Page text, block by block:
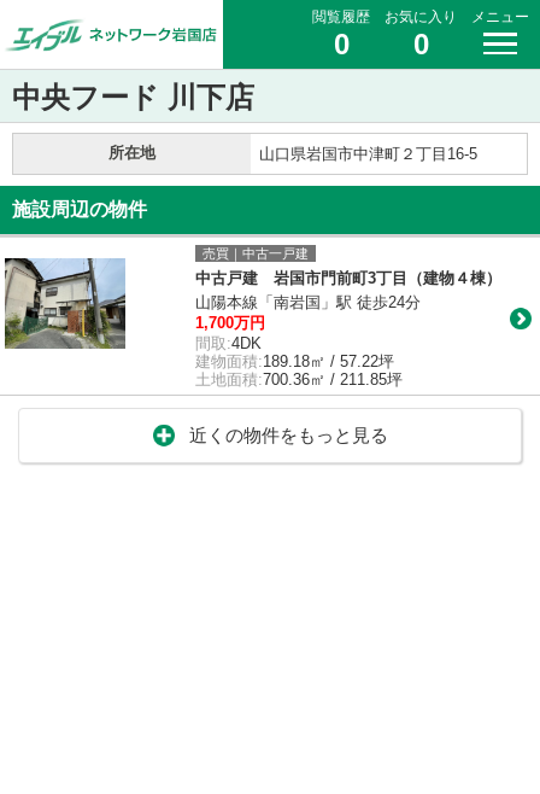
閲覧履歴
0
お気に入り
0
メニュー
中央フード 川下店
所在地 山口県岩国市中津町２丁目16-5
施設周辺の物件
売買｜中古一戸建
中古戸建 岩国市門前町3丁目（建物４棟）
山陽本線「南岩国」駅 徒歩24分
1,700万円
間取:4DK
建物面積:189.18㎡ / 57.22坪
土地面積:700.36㎡ / 211.85坪
近くの物件をもっと見る